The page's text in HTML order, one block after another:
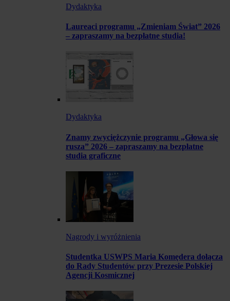
Dydaktyka
Laureaci programu „Zmieniam Świat” 2026
– zapraszamy na bezpłatne studia!
Dydaktyka
Znamy zwyciężczynie programu „Głowa się
rusza” 2026 – zapraszamy na bezpłatne
studia graficzne
Nagrody i wyróżnienia
Studentka USWPS Maria Komędera dołącza
do Rady Studentów przy Prezesie Polskiej
Agencji Kosmicznej